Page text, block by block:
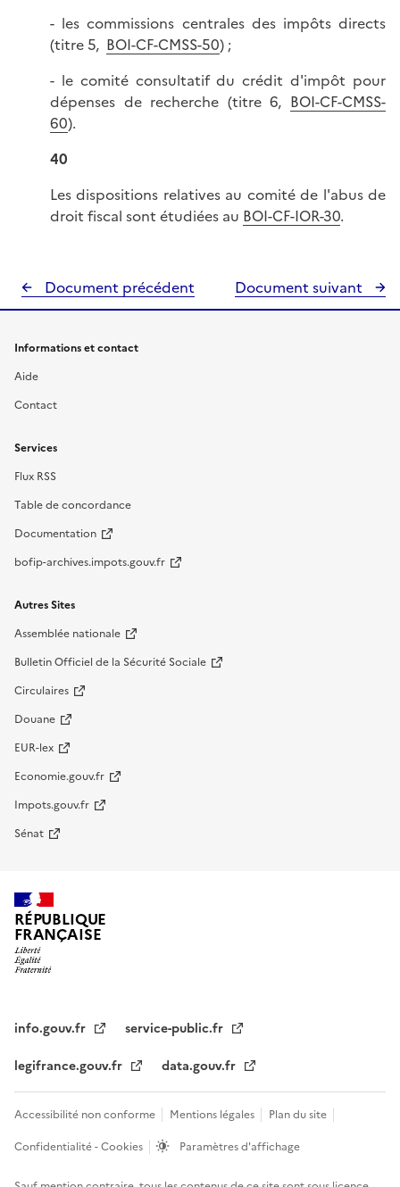
- les commissions centrales des impôts directs
(titre 5, BOI-CF-CMSS-50) ;
- le comité consultatif du crédit d'impôt pour
dépenses de recherche (titre 6, BOI-CF-CMSS-
60).
40
Les dispositions relatives au comité de l'abus de
droit fiscal sont étudiées au BOI-CF-IOR-30.
Document précédent Document suivant
Informations et contact
Aide
Contact
Services
Flux RSS
Table de concordance
Documentation
bofip-archives.impots.gouv.fr
Autres Sites
Assemblée nationale
Bulletin Officiel de la Sécurité Sociale
Circulaires
Douane
EUR-lex
Economie.gouv.fr
Impots.gouv.fr
Sénat
RÉPUBLIQUE
FRANÇAISE
info.gouv.fr
service-public.fr
legifrance.gouv.fr
data.gouv.fr
Accessibilité non conforme Mentions légales
Plan du site
Confidentialité - Cookies
Paramètres d'affichage